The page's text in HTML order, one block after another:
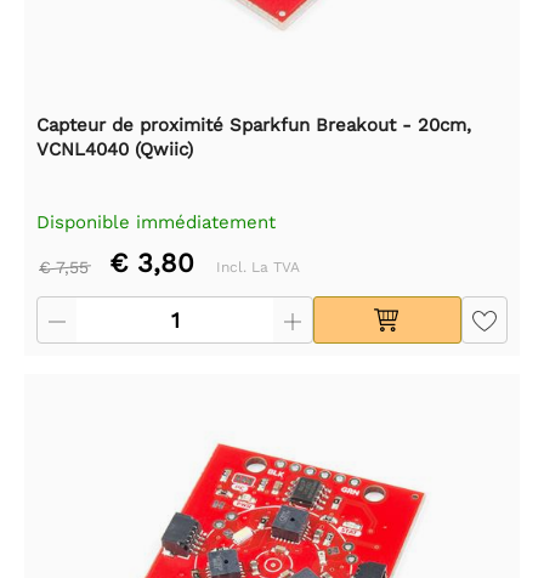
Capteur de proximité Sparkfun Breakout - 20cm,
VCNL4040 (Qwiic)
Disponible immédiatement
€ 7,55 € 3,80 Incl. La TVA